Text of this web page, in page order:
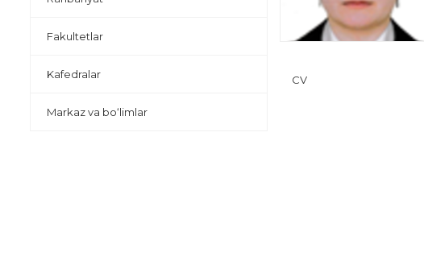
Fakultetlar
Kafedralar
Markaz va bo‘limlar
CV